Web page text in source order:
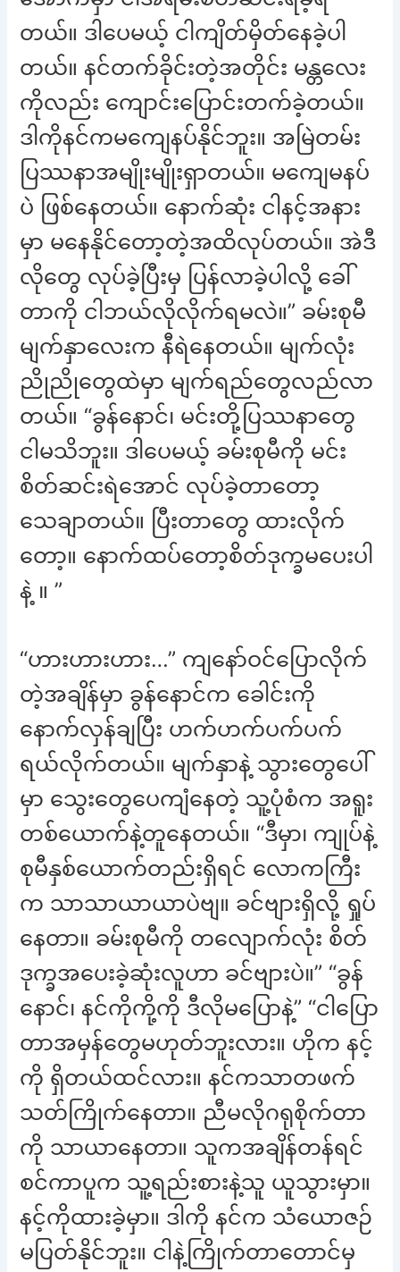
တယ်။ ဒါပေမယ့် ငါကျိတ်မှိတ်နေခဲ့ပါ
တယ်။ နင်တက်ခိုင်းတဲ့အတိုင်း မန္တလေး
ကိုလည်း ကျောင်းပြောင်းတက်ခဲ့တယ်။
ဒါကိုနင်ကမကျေနပ်နိုင်ဘူး။ အမြဲတမ်း
ပြဿနာအမျိုးမျိုးရှာတယ်။ မကျေမနပ်
ပဲ ဖြစ်နေတယ်။ နောက်ဆုံး ငါနင့်အနား
မှာ မနေနိုင်တော့တဲ့အထိလုပ်တယ်။ အဲဒီ
လိုတွေ လုပ်ခဲ့ပြီးမှ ပြန်လာခဲ့ပါလို့ ခေါ်
တာကို ငါဘယ်လိုလိုက်ရမလဲ။” ခမ်းစုမီ
မျက်နှာလေးက နီရဲနေတယ်။ မျက်လုံး
ညိုညိုတွေထဲမှာ မျက်ရည်တွေလည်လာ
တယ်။ “ခွန်နောင်၊ မင်းတို့ပြဿနာတွေ
ငါမသိဘူး။ ဒါပေမယ့် ခမ်းစုမီကို မင်း
စိတ်ဆင်းရဲအောင် လုပ်ခဲ့တာတော့
သေချာတယ်။ ပြီးတာတွေ ထားလိုက်
တော့။ နောက်ထပ်တော့စိတ်ဒုက္ခမပေးပါ
နဲ့ ။ ”
“ဟားဟားဟား…” ကျနော်ဝင်ပြောလိုက်
တဲ့အချိန်မှာ ခွန်နောင်က ခေါင်းကို
နောက်လှန်ချပြီး ဟက်ဟက်ပက်ပက်
ရယ်လိုက်တယ်။ မျက်နှာနဲ့ သွားတွေပေါ်
မှာ သွေးတွေပေကျံနေတဲ့ သူ့ပုံစံက အရူး
တစ်ယောက်နဲ့တူနေတယ်။ “ဒီမှာ၊ ကျုပ်နဲ့
စုမီနှစ်ယောက်တည်းရှိရင် လောကကြီး
က သာသာယာယာပဲဗျ။ ခင်ဗျားရှိလို့ ရှုပ်
နေတာ။ ခမ်းစုမီကို တလျောက်လုံး စိတ်
ဒုက္ခအပေးခဲ့ဆုံးလူဟာ ခင်ဗျားပဲ။” “ခွန်
နောင်၊ နင်ကိုကို့ကို ဒီလိုမပြောနဲ့” “ငါပြော
တာအမှန်တွေမဟုတ်ဘူးလား။ ဟိုက နင့်
ကို ရှိတယ်ထင်လား။ နင်ကသာတဖက်
သတ်ကြိုက်နေတာ။ ညီမလိုဂရုစိုက်တာ
ကို သာယာနေတာ။ သူကအချိန်တန်ရင်
စင်ကာပူက သူ့ရည်းစားနဲ့သူ ယူသွားမှာ။
နင့်ကိုထားခဲ့မှာ။ ဒါကို နင်က သံယောဇဉ်
မပြတ်နိုင်ဘူး။ ငါနဲ့ကြိုက်တာတောင်မှ